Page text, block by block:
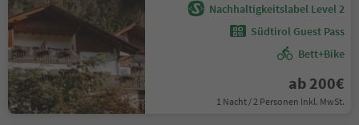
Nachhaltigkeitslabel Level 2
Südtirol Guest Pass
Bett+Bike
ab 200€
1 Nacht / 2 Personen Inkl. MwSt.